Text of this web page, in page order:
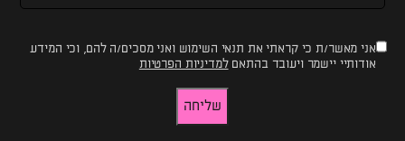
מלאו
את
טופס
אני מאשר/ת כי קראתי את תנאי השימוש ואני מסכים/ה להם, וכי המידע
אודותיי יישמר ויעובד בהתאםלמדיניות הפרטיות
שליחה